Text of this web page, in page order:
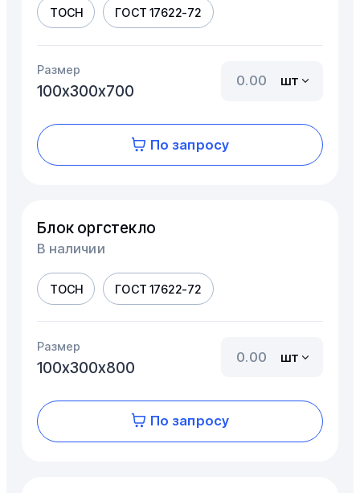
ТОСН ГОСТ 17622-72
Размер
100х300х700
шт
По запросу
Блок оргстекло
В наличии
ТОСН ГОСТ 17622-72
Размер
100х300х800
шт
По запросу